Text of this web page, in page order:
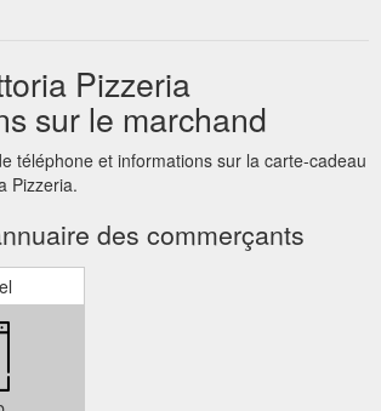
Pizzeria
sur le marchand
téléphone et informations sur la carte-cadeau
Pizzeria.
des commerçants